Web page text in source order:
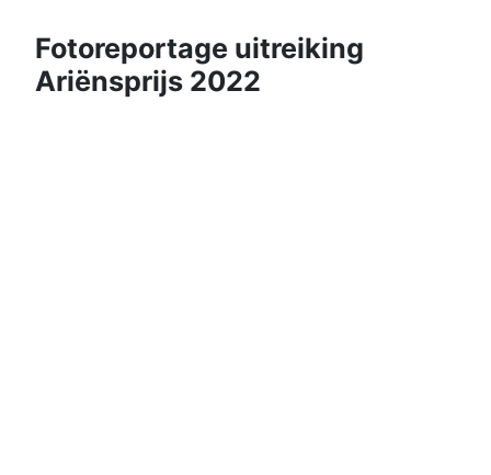
Fotoreportage uitreiking
Ariënsprijs 2022